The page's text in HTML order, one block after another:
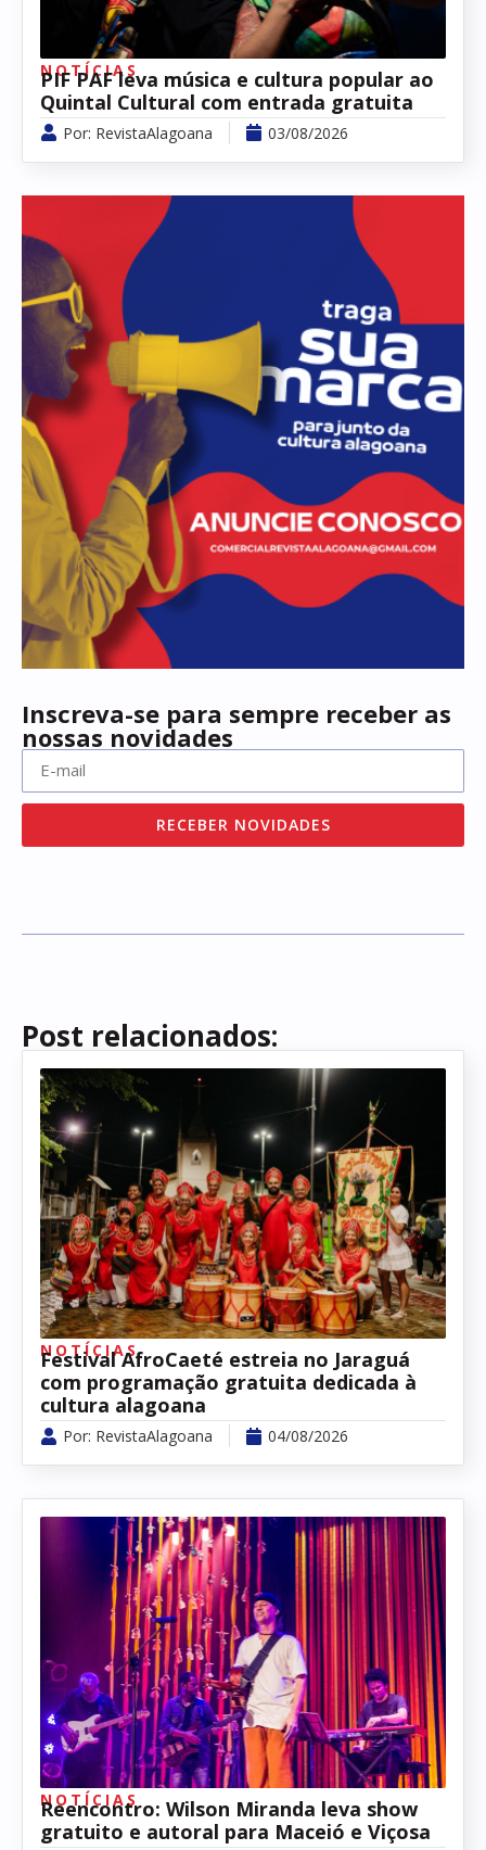
NOTÍCIAS
PIF PAF leva música e cultura popular ao
Quintal Cultural com entrada gratuita
Por: RevistaAlagoana 03/08/2026
Inscreva-se para sempre receber as
nossas novidades
RECEBER NOVIDADES
Post relacionados:
NOTÍCIAS
Festival AfroCaeté estreia no Jaraguá
com programação gratuita dedicada à
cultura alagoana
Por: RevistaAlagoana 04/08/2026
NOTÍCIAS
Reencontro: Wilson Miranda leva show
gratuito e autoral para Maceió e Viçosa